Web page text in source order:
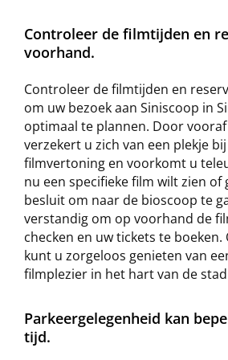
Controleer de filmtijden en
voorhand.
Controleer de filmtijden en
om uw bezoek aan Siniscoop in
optimaal te plannen. Door
verzekert u zich van een plekje
filmvertoning en voorkomt u
nu een specifieke film wilt zien of
besluit om naar de bioscoop te
verstandig om op voorhand de
checken en uw tickets te
kunt u zorgeloos genieten van
filmplezier in het hart van de
Parkeergelegenheid kan
tijd.